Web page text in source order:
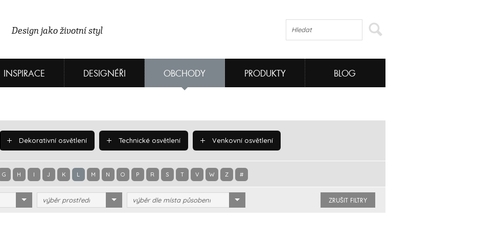
Design jako životní styl
INSPIRACE DESIGNÉŘI OBCHODY PRODUKTY BLOG
Dekorativní osvětlení Technické osvětlení Venkovní osvětlení
G H I J K L M N O P R S T V W Z #
výběr prostředí výběr dle místa působení ZRUŠIT FILTRY